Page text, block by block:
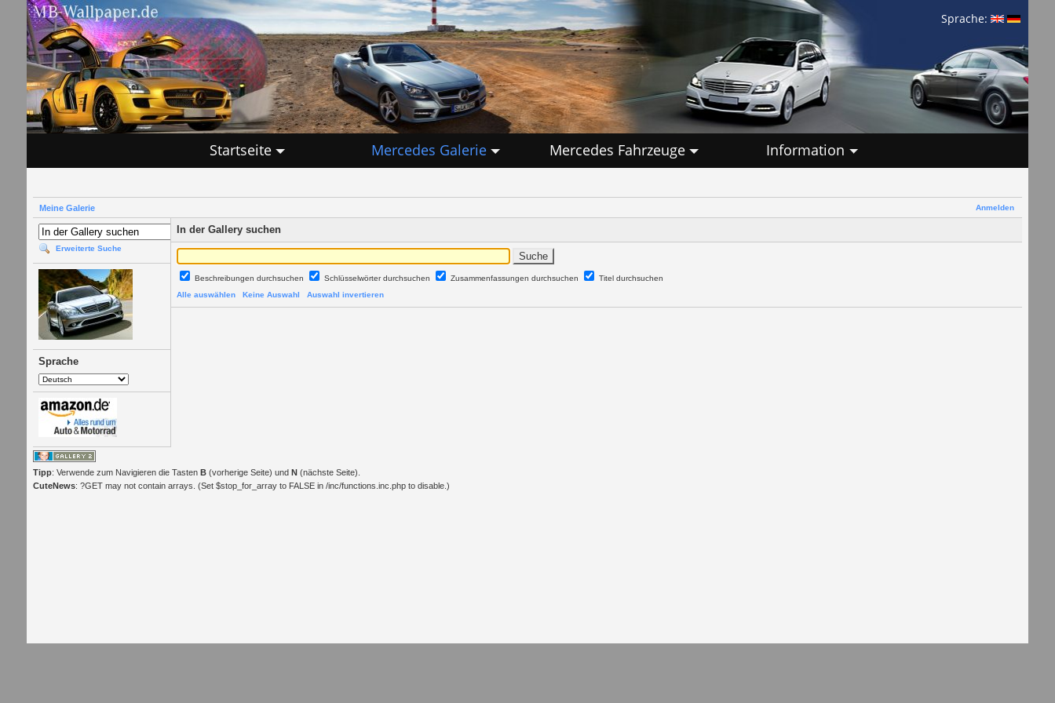
Sprache:
Startseite Mercedes Galerie Mercedes Fahrzeuge Information
Anmelden
Meine Galerie
Erweiterte Suche
Sprache
In der Gallery suchen
Beschreibungen durchsuchen Schlüsselwörter durchsuchen Zusammenfassungen durchsuchen
Titel durchsuchen
Alle auswählen
Keine Auswahl Auswahl invertieren
Tipp: Verwende zum Navigieren die Tasten B(vorherige Seite) und N(nächste Seite).
CuteNews: ?GET may not contain arrays. (Set $stop_for_array to FALSE in /inc/functions.inc.php to disable.)